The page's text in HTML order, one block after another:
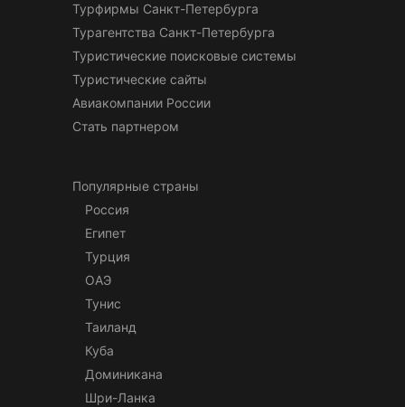
Турфирмы Санкт-Петербурга
Турагентства Санкт-Петербурга
Туристические поисковые системы
Туристические сайты
Авиакомпании России
Стать партнером
Популярные страны
Россия
Египет
Турция
ОАЭ
Тунис
Таиланд
Куба
Доминикана
Шри-Ланка